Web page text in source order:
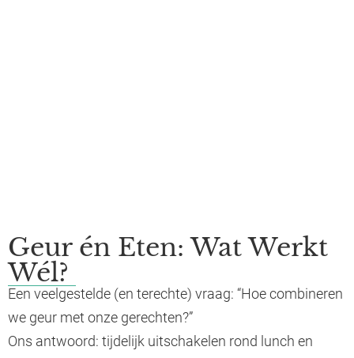
Geur én Eten: Wat Werkt
Wél?
Een veelgestelde (en terechte) vraag: “Hoe combineren
we geur met onze gerechten?”
Ons antwoord: tijdelijk uitschakelen rond lunch en